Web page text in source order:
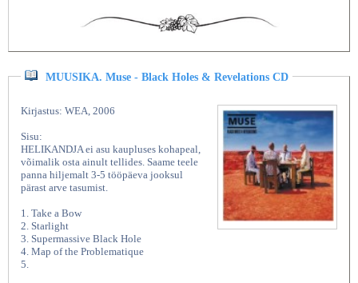
MUUSIKA. Muse - Black Holes & Revelations CD
Kirjastus: WEA, 2006
Sisu:
HELIKANDJA ei asu kaupluses kohapeal,
võimalik osta ainult tellides. Saame teele
panna hiljemalt 3-5 tööpäeva jooksul
pärast arve tasumist.
1. Take a Bow
2. Starlight
3. Supermassive Black Hole
4. Map of the Problematique
5.